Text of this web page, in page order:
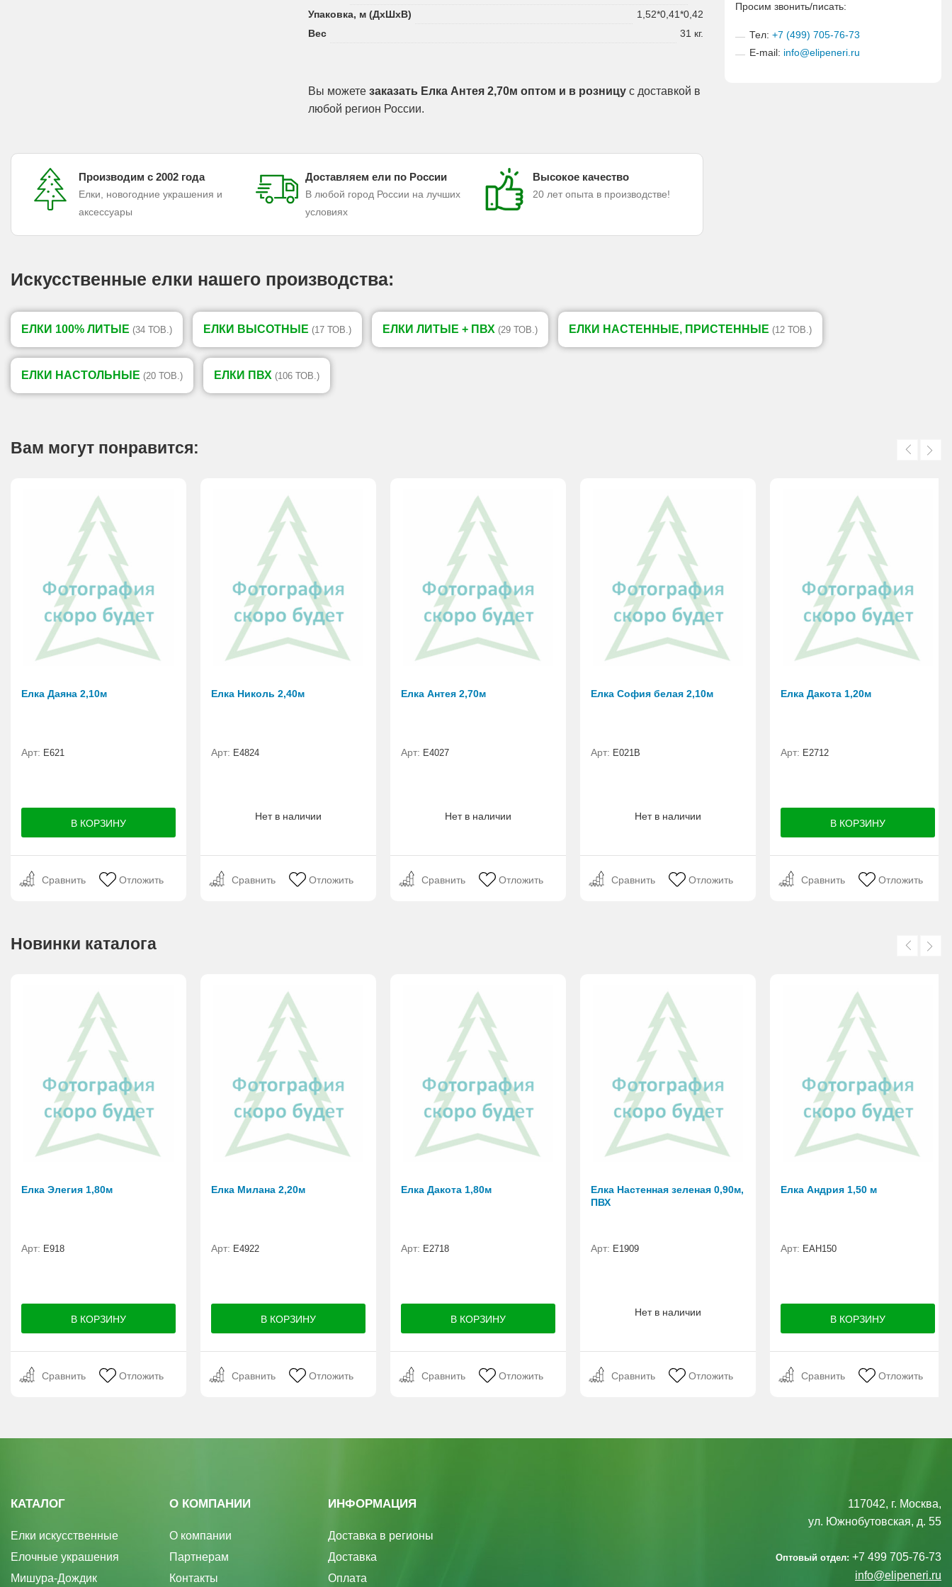
Упаковка, м (ДхШхВ)
1,52*0,41*0,42
Вес
31 кг.
Вы можете заказать Елка Антея 2,70м оптом и в розницу с доставкой в
любой регион России.
Производим с 2002 года
Елки, новогодние украшения и
аксессуары
Доставляем ели по России
В любой город России на лучших
условиях
Высокое качество
20 лет опыта в производстве!
Просим звонить/писать:
Тел: +7 (499) 705-76-73
E-mail: info@elipeneri.ru
Искусственные елки нашего производства:
ЕЛКИ 100% ЛИТЫЕ (34 ТОВ.) ЕЛКИ ВЫСОТНЫЕ (17 ТОВ.) ЕЛКИ ЛИТЫЕ + ПВХ (29 ТОВ.) ЕЛКИ НАСТЕННЫЕ, ПРИСТЕННЫЕ (12 ТОВ.)
ЕЛКИ НАСТОЛЬНЫЕ (20 ТОВ.) ЕЛКИ ПВХ (106 ТОВ.)
Вам могут понравится:
Елка Даяна 2,10м
Арт: E621
Сравнить Отложить
Елка Николь 2,40м
Арт: Е4824
Нет в наличии
Сравнить Отложить
Елка Антея 2,70м
Арт: Е4027
Нет в наличии
Сравнить Отложить
Елка София белая 2,10м
Арт: E021B
Нет в наличии
Сравнить Отложить
Елка Дакота 1,20м
Арт: Е2712
Сравнить Отложить
Новинки каталога
Елка Элегия 1,80м
Арт: E918
Сравнить Отложить
Елка Милана 2,20м
Арт: Е4922
Сравнить Отложить
Елка Дакота 1,80м
Арт: Е2718
Сравнить Отложить
Елка Настенная зеленая 0,90м,
ПВХ
Арт: E1909
Нет в наличии
Сравнить Отложить
Елка Андрия 1,50 м
Арт: ЕАН150
Сравнить Отложить
КАТАЛОГ
Елки искусственные
Елочные украшения
Мишура-Дождик
О КОМПАНИИ
О компании
Партнерам
Контакты
ИНФОРМАЦИЯ
Доставка в регионы
Доставка
Оплата
117042, г. Москва,
ул. Южнобутовская, д. 55
Оптовый отдел: +7 499 705-76-73
info@elipeneri.ru